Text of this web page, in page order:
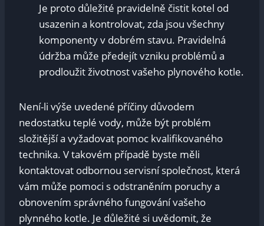
Je proto důležité pravidelně čistit kotel od
usazenin a kontrolovat, zda jsou všechny
komponenty v dobrém stavu. Pravidelná
údržba může předejít vzniku problémů a
prodloužit životnost vašeho plynového kotle.
Není-li výše uvedené příčiny důvodem
nedostatku teplé vody, může být problém
složitější a vyžadovat pomoc kvalifikovaného
technika. V takovém případě byste měli
kontaktovat odbornou servisní společnost, která
vám může pomoci s odstraněním poruchy a
obnovením správného fungování vašeho
plynného kotle. Je důležité si uvědomit, že